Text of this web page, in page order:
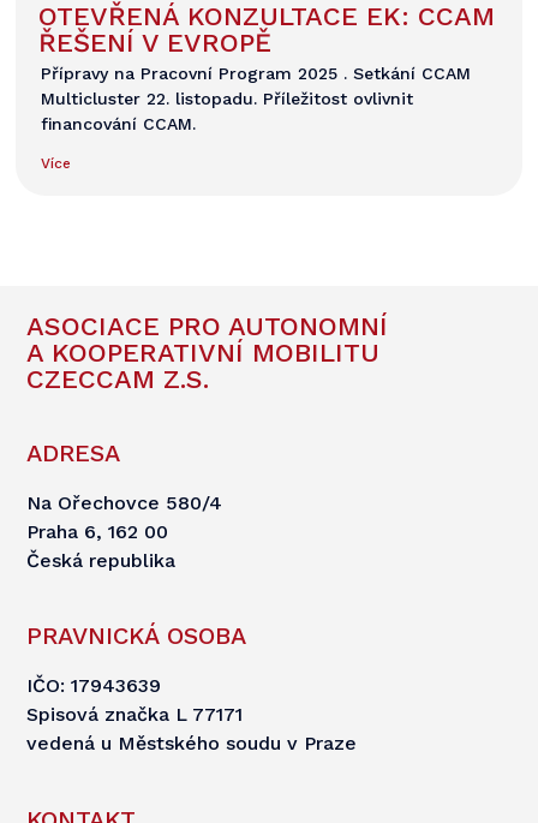
OTEVŘENÁ KONZULTACE EK: CCAM
ŘEŠENÍ V EVROPĚ
Přípravy na Pracovní Program 2025 . Setkání CCAM
Multicluster 22. listopadu. Příležitost ovlivnit
financování CCAM.
Více
ASOCIACE PRO AUTONOMNÍ
A KOOPERATIVNÍ MOBILITU
CZECCAM Z.S.
ADRESA
Na Ořechovce 580/4
Praha 6, 162 00
Česká republika
PRAVNICKÁ OSOBA
IČO: 17943639
Spisová značka L 77171
vedená u Městského soudu v Praze